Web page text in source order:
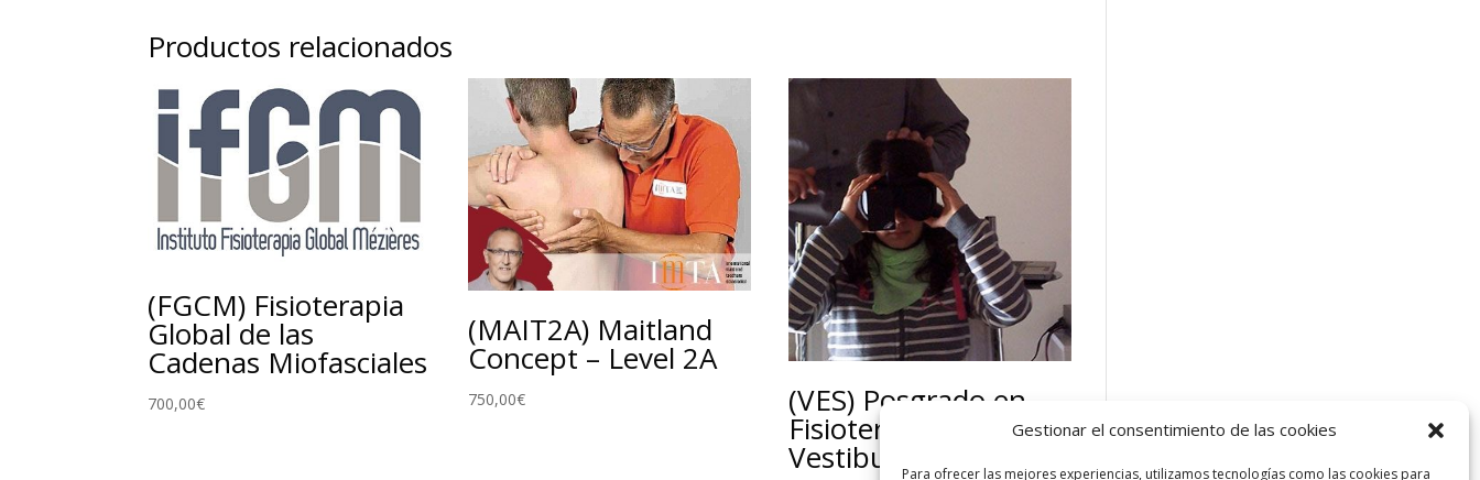
Gestionar el consentimiento de las cookies
Para ofrecer las mejores experiencias, utilizamos tecnologías como las cookies para
Productos relacionados
(FGCM) Fisioterapia
Global de las
Cadenas Miofasciales
700,00€
(MAIT2A) Maitland
Concept – Level 2A
750,00€ (VES) Posgrado en
Fisioterapia
Vestibular